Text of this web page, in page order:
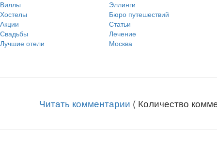
Виллы
Эллинги
Хостелы
Бюро путешествий
Акции
Статьи
Свадьбы
Лечение
Лучшие отели
Москва
Читать комментарии ( Количество